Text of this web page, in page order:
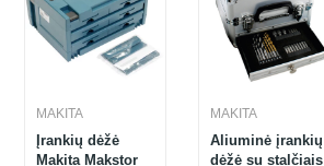
MAKITA
Įrankių dėžė
Makita Makstor
MAKITA
Aliuminė įrankių
dėžė su stalčiais